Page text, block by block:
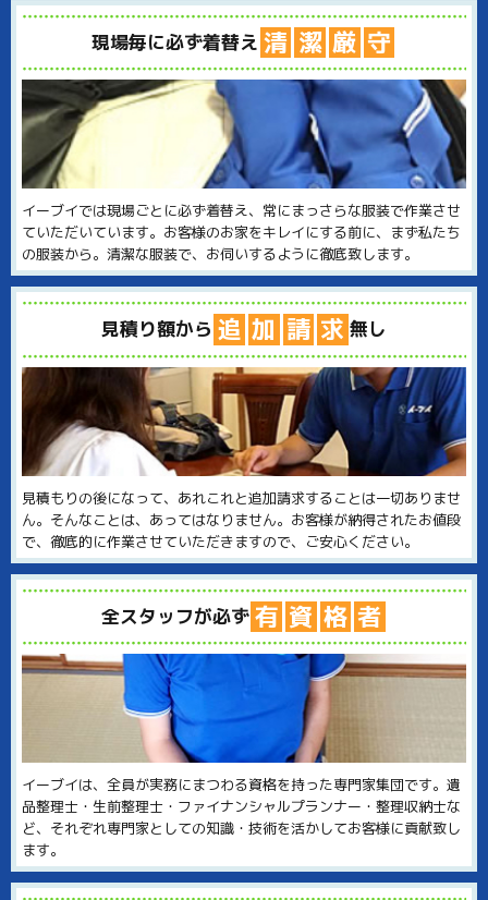
現場毎に必ず着替え 清 潔 厳 守
イーブイでは現場ごとに必ず着替え、常にまっさらな服装で作業させ
ていただいています。お客様のお家をキレイにする前に、まず私たち
の服装から。清潔な服装で、お伺いするように徹底致します。
見積り額から 追 加 請 求 無し
見積もりの後になって、あれこれと追加請求することは一切ありませ
ん。そんなことは、あってはなりません。お客様が納得されたお値段
で、徹底的に作業させていただきますので、ご安心ください。
全スタッフが必ず 有 資 格 者
イーブイは、全員が実務にまつわる資格を持った専門家集団です。遺
品整理士・生前整理士・ファイナンシャルプランナー・整理収納士な
ど、それぞれ専門家としての知識・技術を活かしてお客様に貢献致し
ます。